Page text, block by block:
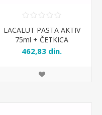
LACALUT PASTA AKTIV
75ml + ČETKICA
462,83 din.